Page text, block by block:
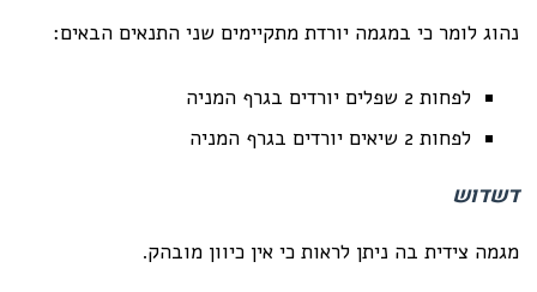
נהוג לומר כי במגמה יורדת מתקיימים שני התנאים הבאים:
לפחות 2 שפלים יורדים בגרף המניה
לפחות 2 שיאים יורדים בגרף המניה
דשדוש
מגמה צידית בה ניתן לראות כי אין כיוון מובהק.